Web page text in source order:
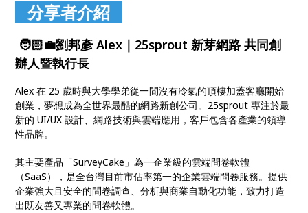
分享者介紹
🧑🏻‍💼劉邦彥 Alex｜25sprout 新芽網路 共同創
辦人暨執行長
Alex 在 25 歲時與大學學弟從一間沒有冷氣的頂樓加蓋客廳開始
創業，夢想成為全世界最酷的網路新創公司。25sprout 專注於最
新的 UI/UX 設計、網路技術與雲端應用，客戶包含各產業的領導
性品牌。
其主要產品「SurveyCake」為一企業級的雲端問卷軟體
（SaaS），是全台灣目前市佔率第一的企業雲端問卷服務。提供
企業強大且安全的問卷調查、分析與商業自動化功能，致力打造
出既友善又專業的問卷軟體。